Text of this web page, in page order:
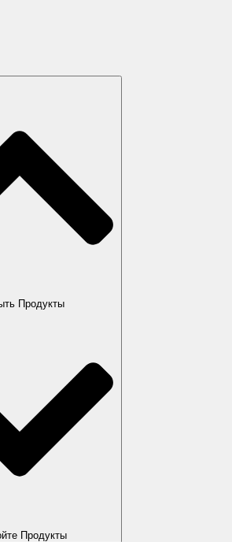
Продукты
Продукты